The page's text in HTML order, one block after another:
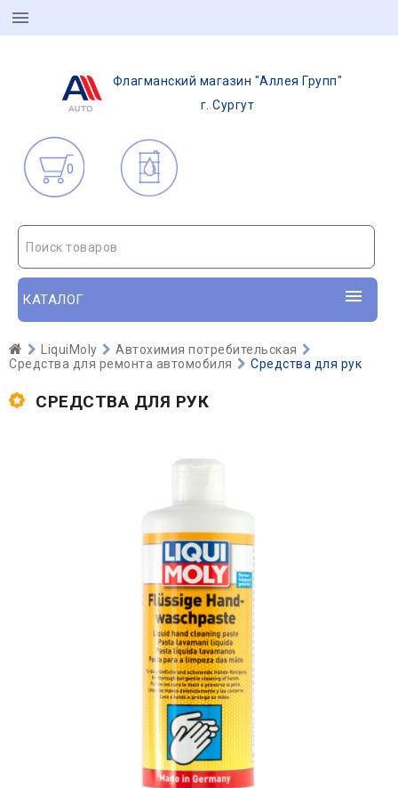
Флагманский магазин "Аллея Групп"
г. Сургут
0
Поиск товаров
КАТАЛОГ
LiquiMoly
Автохимия потребительская
Средства для ремонта автомобиля
Средства для рук
СРЕДСТВА ДЛЯ РУК